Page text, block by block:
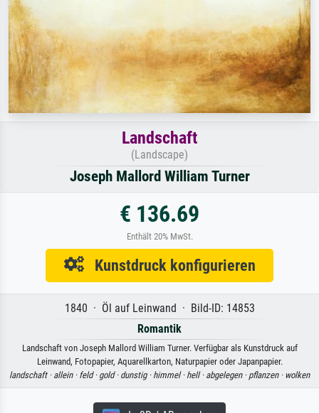
Landschaft
(Landscape)
Joseph Mallord William Turner
€ 136.69
Enthält 20% MwSt.
Kunstdruck konfigurieren
1840 · Öl auf Leinwand · Bild-ID: 14853
Romantik
Landschaft von Joseph Mallord William Turner. Verfügbar als Kunstdruck auf
Leinwand, Fotopapier, Aquarellkarton, Naturpapier oder Japanpapier.
landschaft · allein · feld · gold · dunstig · himmel · hell · abgelegen · pflanzen · wolken